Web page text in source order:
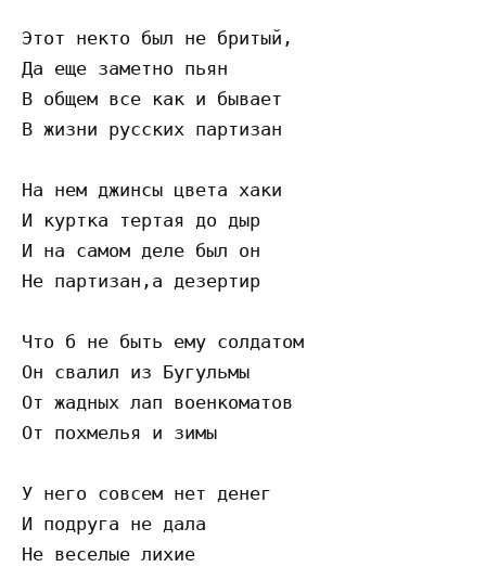
Этот некто был не бритый,
Да еще заметно пьян
В общем все как и бывает
В жизни русских партизан
На нем джинсы цвета хаки
И куртка тертая до дыр
И на самом деле был он
Не партизан,а дезертир
Что б не быть ему солдатом
Он свалил из Бугульмы
От жадных лап военкоматов
От похмелья и зимы
У него совсем нет денег
И подруга не дала
Не веселые лихие